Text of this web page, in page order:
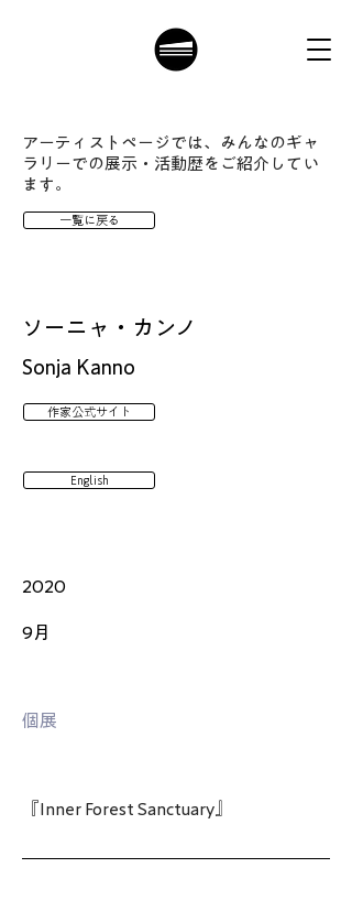
アーティストページでは、みんなのギャ
ラリーでの展示・活動歴をご紹介してい
ます。
一覧に戻る
ソーニャ・カンノ
Sonja Kanno
作家公式サイト
English
2020
9月
個展
『Inner Forest Sanctuary』